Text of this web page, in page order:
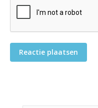
Reactie plaatsen